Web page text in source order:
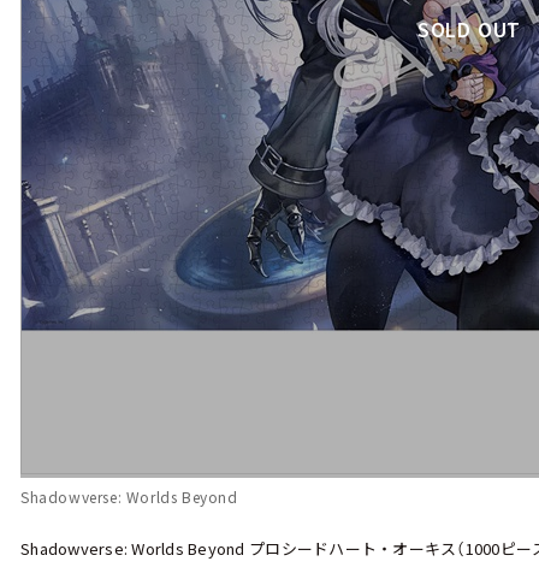
SOLD OUT
Shadowverse: Worlds Beyond
Shadowverse: Worlds Beyond プロシードハート・オーキス（1000ピー